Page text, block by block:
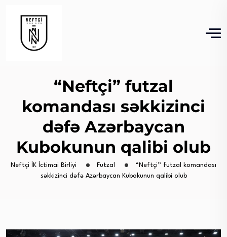
“Neftçi” futzal
komandası səkkizinci
dəfə Azərbaycan
Kubokunun qalibi olub
Neftçi İK İctimai Birliyi Futzal
“Neftçi” futzal komandası
səkkizinci dəfə Azərbaycan Kubokunun qalibi olub